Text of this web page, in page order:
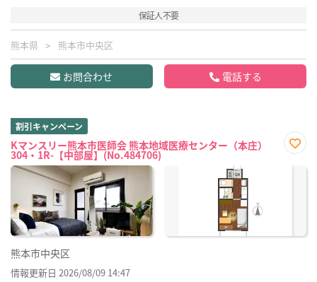
保証人不要
熊本県 熊本市中央区
お問合わせ 電話する
割引キャンペーン
Kマンスリー熊本市医師会 熊本地域医療センター（本庄）
304・1R-【中部屋】(No.484706)
に入
熊本市中央区
情報更新日 2026/08/09 14:47